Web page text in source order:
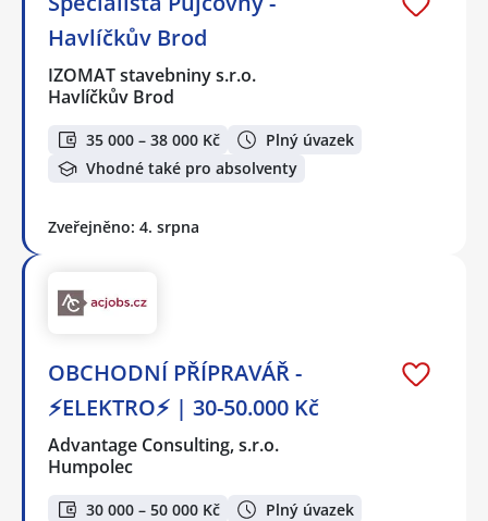
Havlíčkův Brod
IZOMAT stavebniny s.r.o.
Havlíčkův Brod
35 000 – 38 000 Kč
Plný úvazek
Vhodné také pro absolventy
Zveřejněno: 4. srpna
OBCHODNÍ PŘÍPRAVÁŘ -
⚡ELEKTRO⚡ | 30-50.000 Kč
Advantage Consulting, s.r.o.
Humpolec
30 000 – 50 000 Kč Plný úvazek